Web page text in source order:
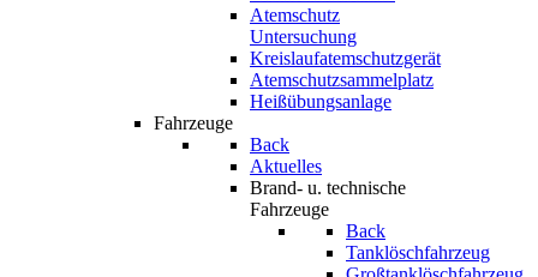
Atemschutz
Untersuchung
Kreislaufatemschutzgerät
Atemschutzsammelplatz
Heißübungsanlage
Fahrzeuge
Back
Aktuelles
Brand- u. technische
Fahrzeuge
Back
Tanklöschfahrzeug